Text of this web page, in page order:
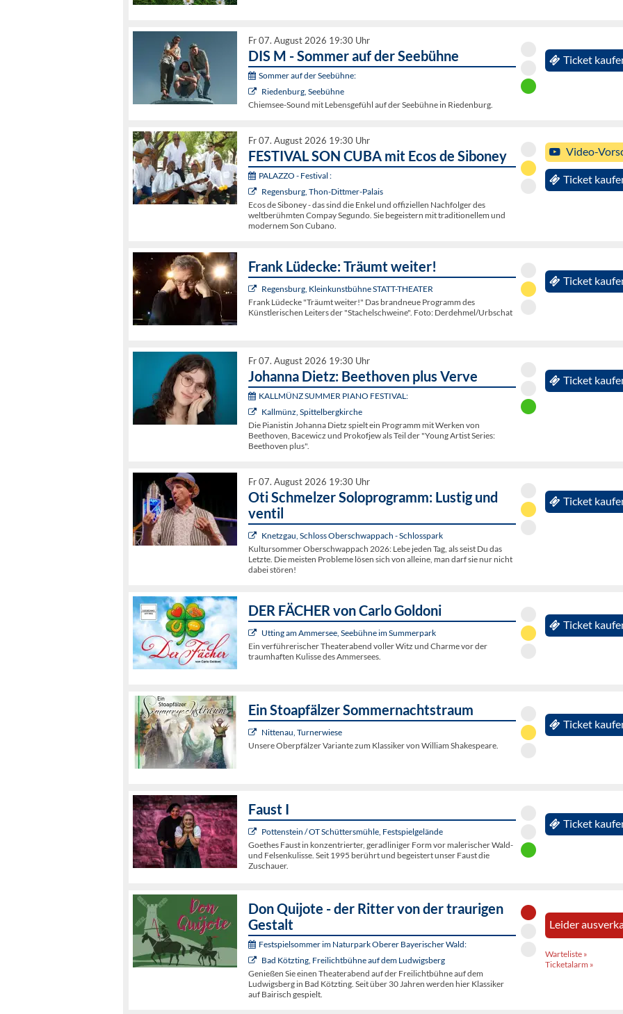
Fr 07. August 2026 19:30 Uhr
DIS M - Sommer auf der Seebühne
Sommer auf der Seebühne:
Riedenburg, Seebühne
Chiemsee-Sound mit Lebensgefühl auf der Seebühne in Riedenburg.
Ticket
Fr 07. August 2026 19:30 Uhr
FESTIVAL SON CUBA mit Ecos de Siboney
PALAZZO - Festival :
Regensburg, Thon-Dittmer-Palais
Ecos de Siboney - das sind die Enkel und offiziellen Nachfolger des
weltberühmten Compay Segundo. Sie begeistern mit traditionellem und
modernem Son Cubano.
Video-
Ticket
Frank Lüdecke: Träumt weiter!
Regensburg, Kleinkunstbühne STATT-THEATER
Frank Lüdecke "Träumt weiter!" Das brandneue Programm des
Künstlerischen Leiters der "Stachelschweine". Foto: Derdehmel/Urbschat
Ticket
Fr 07. August 2026 19:30 Uhr
Johanna Dietz: Beethoven plus Verve
KALLMÜNZ SUMMER PIANO FESTIVAL:
Kallmünz, Spittelbergkirche
Die Pianistin Johanna Dietz spielt ein Programm mit Werken von
Beethoven, Bacewicz und Prokofjew als Teil der "Young Artist Series:
Beethoven plus".
Ticket
Fr 07. August 2026 19:30 Uhr
Oti Schmelzer Soloprogramm: Lustig und
ventil
Knetzgau, Schloss Oberschwappach - Schlosspark
Kultursommer Oberschwappach 2026: Lebe jeden Tag, als seist Du das
Letzte. Die meisten Probleme lösen sich von alleine, man darf sie nur nicht
dabei stören!
Ticket
DER FÄCHER von Carlo Goldoni
Utting am Ammersee, Seebühne im Summerpark
Ein verführerischer Theaterabend voller Witz und Charme vor der
traumhaften Kulisse des Ammersees.
Ticket
Ein Stoapfälzer Sommernachtstraum
Nittenau, Turnerwiese
Unsere Oberpfälzer Variante zum Klassiker von William Shakespeare.
Ticket
Faust I
Pottenstein / OT Schüttersmühle, Festspielgelände
Goethes Faust in konzentrierter, geradliniger Form vor malerischer Wald-
und Felsenkulisse. Seit 1995 berührt und begeistert unser Faust die
Zuschauer.
Ticket
Don Quijote - der Ritter von der traurigen
Gestalt
Festspielsommer im Naturpark Oberer Bayerischer Wald:
Bad Kötzting, Freilichtbühne auf dem Ludwigsberg
Genießen Sie einen Theaterabend auf der Freilichtbühne auf dem
Ludwigsberg in Bad Kötzting. Seit über 30 Jahren werden hier Klassiker
auf Bairisch gespielt.
Leider
Warteliste »
Ticketalarm »